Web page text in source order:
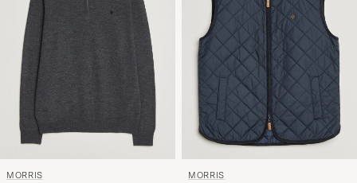
MORRIS MORRIS